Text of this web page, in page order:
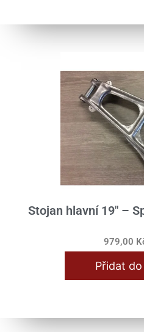
Stojan hlavní 19" –
979,00
Přidat